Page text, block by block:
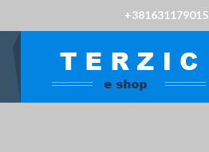
+381631179015